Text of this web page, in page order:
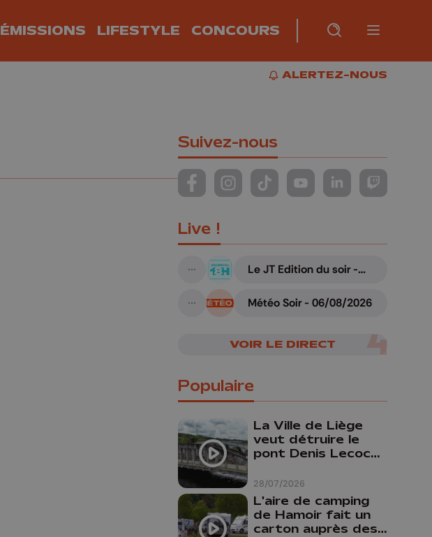
ÉMISSIONS LIFESTYLE CONCOURS Burger
RECHERCHE
PLUS
ALERTEZ-NOUS
ALERTEZ-NOUS
Suivez-nous
Suivez-nous sur FaceBook
Suivez-nous sur Instagram
Suivez-nous sur TikTok
Suivez-nous sur YouTube
Suivez-nous sur
Suivez-
Live !
A suivre
Le JT Edition du soir -
A suivre
Météo Soir - 06/08/2026
VOIR LE DIRECT
Populaire
28/07/2026
La Ville de Liège
veut détruire le
pont Denis Lecocq
budget pour le
faire
L'aire de camping
de Hamoir fait un
carton auprès des